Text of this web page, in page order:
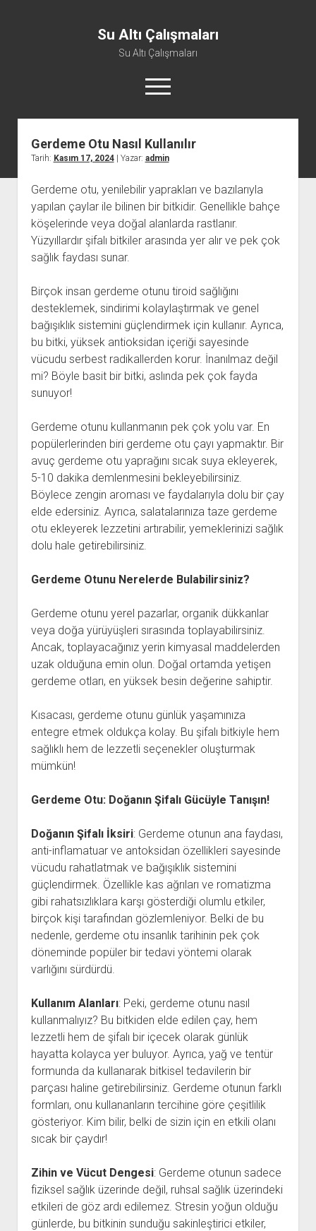
Su Altı Çalışmaları
Su Altı Çalışmaları
menüyü
aç
Gerdeme Otu Nasıl Kullanılır
Tarih: Kasım 17, 2024| Yazar: admin
Gerdeme otu, yenilebilir yaprakları ve bazılarıyla
yapılan çaylar ile bilinen bir bitkidir. Genellikle bahçe
köşelerinde veya doğal alanlarda rastlanır.
Yüzyıllardır şifalı bitkiler arasında yer alır ve pek çok
sağlık faydası sunar.
Birçok insan gerdeme otunu tiroid sağlığını
desteklemek, sindirimi kolaylaştırmak ve genel
bağışıklık sistemini güçlendirmek için kullanır. Ayrıca,
bu bitki, yüksek antioksidan içeriği sayesinde
vücudu serbest radikallerden korur. İnanılmaz değil
mi? Böyle basit bir bitki, aslında pek çok fayda
sunuyor!
Gerdeme otunu kullanmanın pek çok yolu var. En
popülerlerinden biri gerdeme otu çayı yapmaktır. Bir
avuç gerdeme otu yaprağını sıcak suya ekleyerek,
5-10 dakika demlenmesini bekleyebilirsiniz.
Böylece zengin aroması ve faydalarıyla dolu bir çay
elde edersiniz. Ayrıca, salatalarınıza taze gerdeme
otu ekleyerek lezzetini artırabilir, yemeklerinizi sağlık
dolu hale getirebilirsiniz.
Gerdeme Otunu Nerelerde Bulabilirsiniz?
Gerdeme otunu yerel pazarlar, organik dükkanlar
veya doğa yürüyüşleri sırasında toplayabilirsiniz.
Ancak, toplayacağınız yerin kimyasal maddelerden
uzak olduğuna emin olun. Doğal ortamda yetişen
gerdeme otları, en yüksek besin değerine sahiptir.
Kısacası, gerdeme otunu günlük yaşamınıza
entegre etmek oldukça kolay. Bu şifalı bitkiyle hem
sağlıklı hem de lezzetli seçenekler oluşturmak
mümkün!
Gerdeme Otu: Doğanın Şifalı Gücüyle Tanışın!
Doğanın Şifalı İksiri: Gerdeme otunun ana faydası,
anti-inflamatuar ve antoksidan özellikleri sayesinde
vücudu rahatlatmak ve bağışıklık sistemini
güçlendirmek. Özellikle kas ağrıları ve romatizma
gibi rahatsızlıklara karşı gösterdiği olumlu etkiler,
birçok kişi tarafından gözlemleniyor. Belki de bu
nedenle, gerdeme otu insanlık tarihinin pek çok
döneminde popüler bir tedavi yöntemi olarak
varlığını sürdürdü.
Kullanım Alanları: Peki, gerdeme otunu nasıl
kullanmalıyız? Bu bitkiden elde edilen çay, hem
lezzetli hem de şifalı bir içecek olarak günlük
hayatta kolayca yer buluyor. Ayrıca, yağ ve tentür
formunda da kullanarak bitkisel tedavilerin bir
parçası haline getirebilirsiniz. Gerdeme otunun farklı
formları, onu kullananların tercihine göre çeşitlilik
gösteriyor. Kim bilir, belki de sizin için en etkili olanı
sıcak bir çaydır!
Zihin ve Vücut Dengesi: Gerdeme otunun sadece
fiziksel sağlık üzerinde değil, ruhsal sağlık üzerindeki
etkileri de göz ardı edilemez. Stresin yoğun olduğu
günlerde, bu bitkinin sunduğu sakinleştirici etkiler,